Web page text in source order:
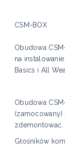
CSM-BOX
Obudowa
na
Basics i All
Obudowa
zdemontować.
Głośników